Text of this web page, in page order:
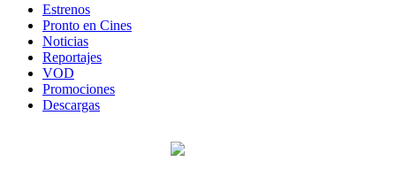
Estrenos
Pronto en Cines
Noticias
Reportajes
VOD
Promociones
Descargas